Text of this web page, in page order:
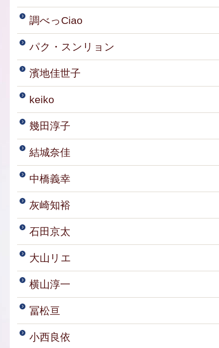
調べっCiao
パク・スンリョン
濱地佳世子
keiko
幾田淳子
結城奈佳
中橋義幸
灰崎知裕
石田京太
大山リエ
横山淳一
冨松亘
小西良依